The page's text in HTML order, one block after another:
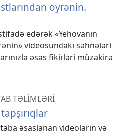
öyrənin.
edərək «Yehovanın
videosundakı səhnələri
əsas fikirləri müzakirə
TƏLİMLƏRİ
əsaslanan videoların və